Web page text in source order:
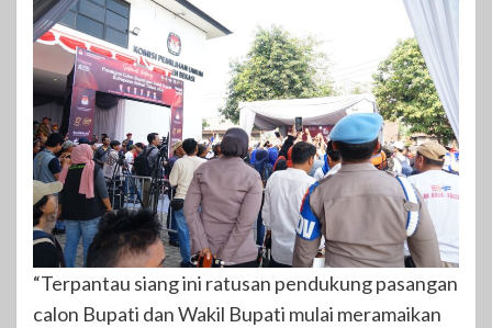
“Terpantau siang ini ratusan pendukung pasangan
calon Bupati dan Wakil Bupati mulai meramaikan